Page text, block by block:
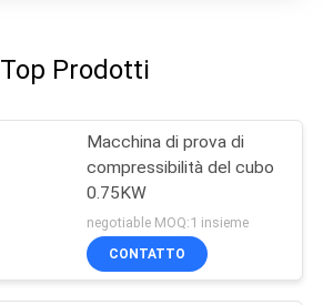
Top Prodotti
Macchina di prova di
compressibilità del cubo
0.75KW
negotiable MOQ:1 insieme
CONTATTO